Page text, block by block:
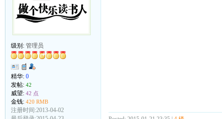
级别: 管理员
精华: 0
发帖: 42
威望: 42 点
金钱: 420 RMB
注册时间:2013-04-02